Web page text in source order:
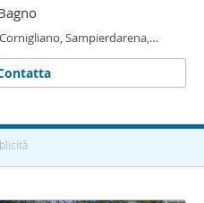
Sampierdarena,